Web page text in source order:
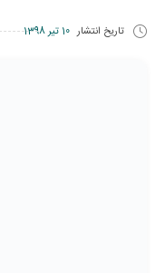
تاریخ انتشار 10 تیر 1398